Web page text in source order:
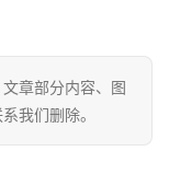
章部分内容、图
我们删除。